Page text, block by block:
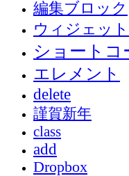
編集ブロック
ウィジェット
ショートコ
エレメント
delete
謹賀新年
class
add
Dropbox